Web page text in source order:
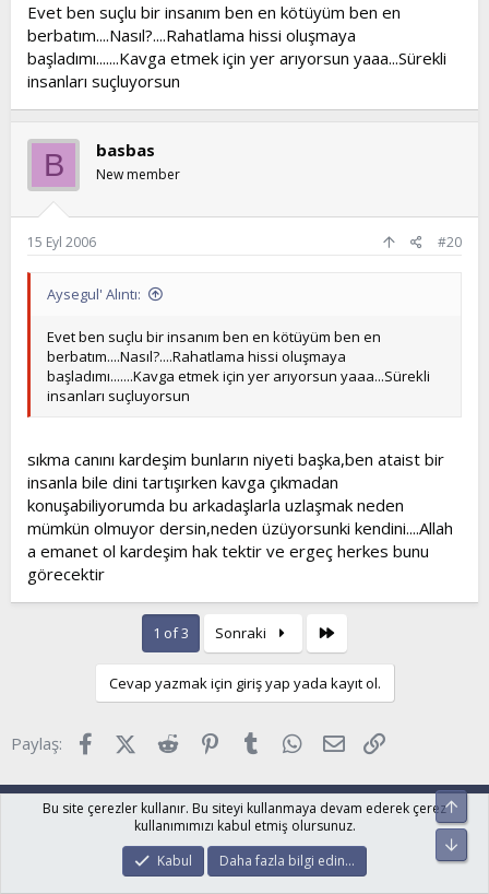
Evet ben suçlu bir insanım ben en kötüyüm ben en
berbatım....Nasıl?....Rahatlama hissi oluşmaya
başladımı.......Kavga etmek için yer arıyorsun yaaa...Sürekli
insanları suçluyorsun
B basbas
New member
15 Eyl 2006 #20
Aysegul' Alıntı:
Evet ben suçlu bir insanım ben en kötüyüm ben en
berbatım....Nasıl?....Rahatlama hissi oluşmaya
başladımı.......Kavga etmek için yer arıyorsun yaaa...Sürekli
insanları suçluyorsun
sıkma canını kardeşim bunların niyeti başka,ben ataist bir
insanla bile dini tartışırken kavga çıkmadan
konuşabiliyorumda bu arkadaşlarla uzlaşmak neden
mümkün olmuyor dersin,neden üzüyorsunki kendini....Allah
a emanet ol kardeşim hak tektir ve ergeç herkes bunu
görecektir
1 of 3 Sonraki Son
Cevap yazmak için giriş yap yada kayıt ol.
Paylaş: FacebookX (Twitter)
Reddit Pinterest
Tumblr WhatsApp
E-posta
Ryzer
Türkçe (TR)
Şartlar ve kurallar
Gizlilik politikası
Ana sayfa
R
S
S
Bu site çerezler kullanır. Bu siteyi kullanmaya devam ederek çerez
kullanımımızı kabul etmiş olursunuz.
Kabul
Daha fazla bilgi edin…
Üst
Alt